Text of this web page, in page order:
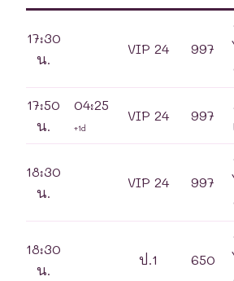
17:30
น.
VIP 24 997
17:50
น.
04:25
+1d
VIP 24 997
18:30
น.
VIP 24 997
18:30
น.
ป.1 650